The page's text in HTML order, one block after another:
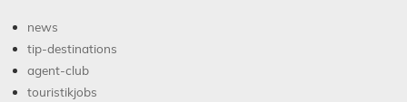
news
tip-destinations
agent-club
touristikjobs